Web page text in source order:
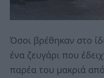
Όσοι βρέθηκαν στο
ένα ζευγάρι που
παρέα του μακριά